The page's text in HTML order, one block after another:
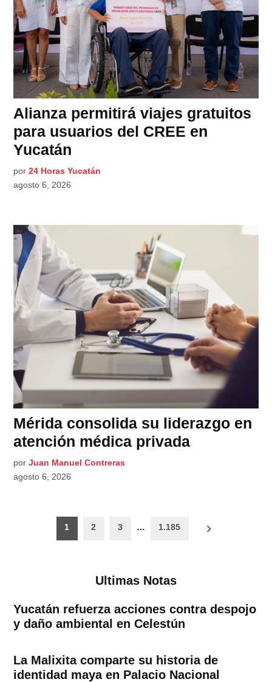
Alianza permitirá viajes gratuitos
para usuarios del CREE en
Yucatán
por 24 Horas Yucatán
agosto 6, 2026
Mérida consolida su liderazgo en
atención médica privada
por Juan Manuel Contreras
agosto 6, 2026
Paginación
1 2 3 … 1.185
Ultimas Notas
Yucatán refuerza acciones contra despojo
y daño ambiental en Celestún
La Malixita comparte su historia de
identidad maya en Palacio Nacional